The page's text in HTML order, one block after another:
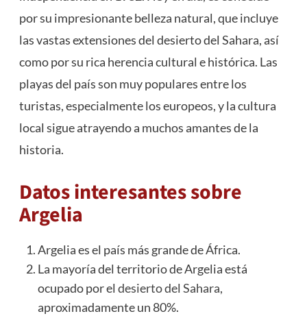
por su impresionante belleza natural, que incluye
las vastas extensiones del desierto del Sahara, así
como por su rica herencia cultural e histórica. Las
playas del país son muy populares entre los
turistas, especialmente los europeos, y la cultura
local sigue atrayendo a muchos amantes de la
historia.
Datos interesantes sobre
Argelia
Argelia es el país más grande de África.
La mayoría del territorio de Argelia está
ocupado por el desierto del Sahara,
aproximadamente un 80%.